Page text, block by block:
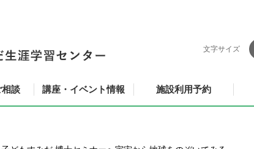
文字サイズ
談 講座・イベント情報 施設利用予約